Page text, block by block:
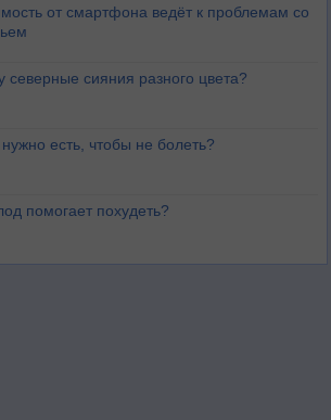
от смартфона ведёт к проблемам со
северные сияния разного цвета?
есть, чтобы не болеть?
помогает похудеть?